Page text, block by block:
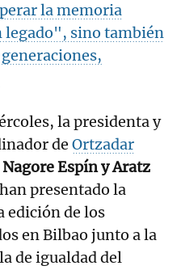
la memoria
sino también
la presidenta y
de Ortzadar
Nagore Espín y Aratz
presentado la
edición de los
en Bilbao junto a la
de igualdad del